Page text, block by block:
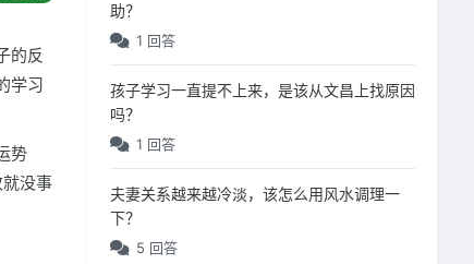
的反
学习
势
没事
助？
1 回答
孩子学习一直提不上来，是该从文昌上找原因
吗？
1 回答
夫妻关系越来越冷淡，该怎么用风水调理一
下？
5 回答